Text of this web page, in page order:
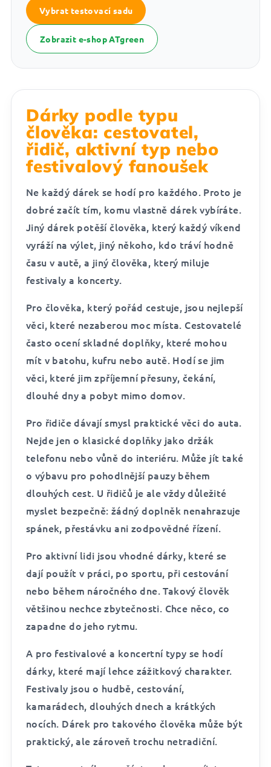
Vybrat testovací sadu
Zobrazit e-shop ATgreen
Dárky podle typu
člověka: cestovatel,
řidič, aktivní typ nebo
festivalový fanoušek
Ne každý dárek se hodí pro každého. Proto je
dobré začít tím, komu vlastně dárek vybíráte.
Jiný dárek potěší člověka, který každý víkend
vyráží na výlet, jiný někoho, kdo tráví hodně
času v autě, a jiný člověka, který miluje
festivaly a koncerty.
Pro člověka, který pořád cestuje, jsou nejlepší
věci, které nezaberou moc místa. Cestovatelé
často ocení skladné doplňky, které mohou
mít v batohu, kufru nebo autě. Hodí se jim
věci, které jim zpříjemní přesuny, čekání,
dlouhé dny a pobyt mimo domov.
Pro řidiče dávají smysl praktické věci do auta.
Nejde jen o klasické doplňky jako držák
telefonu nebo vůně do interiéru. Může jít také
o výbavu pro pohodlnější pauzy během
dlouhých cest. U řidičů je ale vždy důležité
myslet bezpečně: žádný doplněk nenahrazuje
spánek, přestávku ani zodpovědné řízení.
Pro aktivní lidi jsou vhodné dárky, které se
dají použít v práci, po sportu, při cestování
nebo během náročného dne. Takový člověk
většinou nechce zbytečnosti. Chce něco, co
zapadne do jeho rytmu.
A pro festivalové a koncertní typy se hodí
dárky, které mají lehce zážitkový charakter.
Festivaly jsou o hudbě, cestování,
kamarádech, dlouhých dnech a krátkých
nocích. Dárek pro takového člověka může být
praktický, ale zároveň trochu netradiční.